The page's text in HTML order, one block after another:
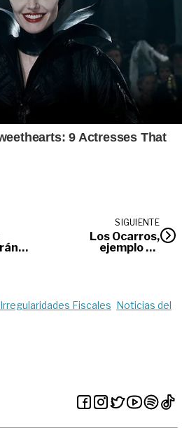
SIGUIENTE
Los Ocarros,
ejemplo de
Irregularidades Fiscales Noticias del